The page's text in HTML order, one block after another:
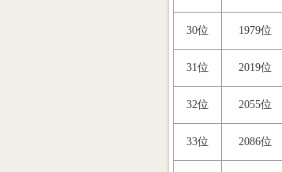
30位 1979位
31位 2019位
32位 2055位
33位 2086位